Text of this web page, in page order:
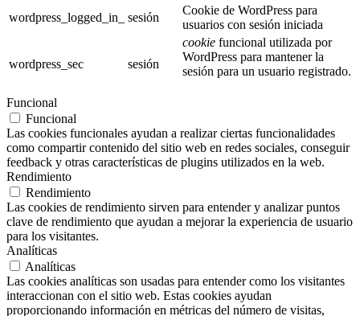
wordpress_logged_in_
sesión
Cookie de WordPress para
usuarios con sesión iniciada
wordpress_sec sesión
cookie funcional utilizada por
WordPress para mantener la
sesión para un usuario registrado.
Funcional
Funcional
Las cookies funcionales ayudan a realizar ciertas funcionalidades
como compartir contenido del sitio web en redes sociales, conseguir
feedback y otras características de plugins utilizados en la web.
Rendimiento
Rendimiento
Las cookies de rendimiento sirven para entender y analizar puntos
clave de rendimiento que ayudan a mejorar la experiencia de usuario
para los visitantes.
Analíticas
Analíticas
Las cookies analíticas son usadas para entender como los visitantes
interaccionan con el sitio web. Estas cookies ayudan
proporcionando información en métricas del número de visitas,